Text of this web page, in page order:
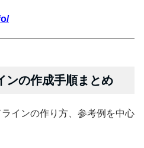
ンの作成手順まとめ
インの作り方、参考例を中心